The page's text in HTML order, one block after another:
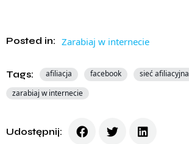
Posted in: Zarabiaj w internecie
Tags: afiliacja facebook sieć afiliacyjna
zarabiaj w internecie
Udostępnij: